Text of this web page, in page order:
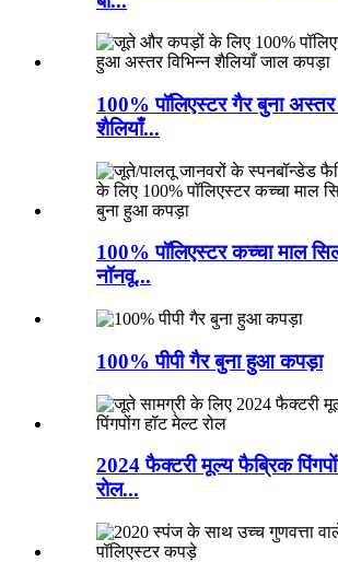
100% पॉलिएस्टर गैर बुना अस्तर
शैलियाँ...
100% पॉलिएस्टर कच्चा माल
नॉनवू...
100% पीपी गैर बुना हुआ कपड़ा
2024 फैक्टरी मूल्य फैब्रिक
रोल...